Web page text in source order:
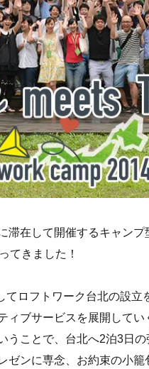
在して開催するキャンプ
てきました！
ロフトワーク台北の設立
ィブサービスを展開して
ことで、台北へ2泊3日
ゼンに専念、お約束の小